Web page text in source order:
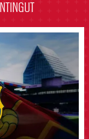
badge